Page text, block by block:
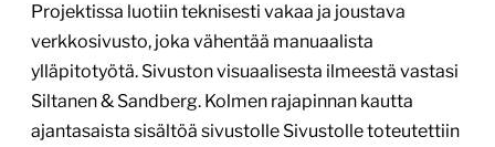
Projektissa luotiin teknisesti vakaa ja joustava
verkkosivusto, joka vähentää manuaalista
ylläpitotyötä. Sivuston visuaalisesta ilmeestä vastasi
Siltanen & Sandberg. Kolmen rajapinnan kautta
ajantasaista sisältöä sivustolle Sivustolle toteutettiin